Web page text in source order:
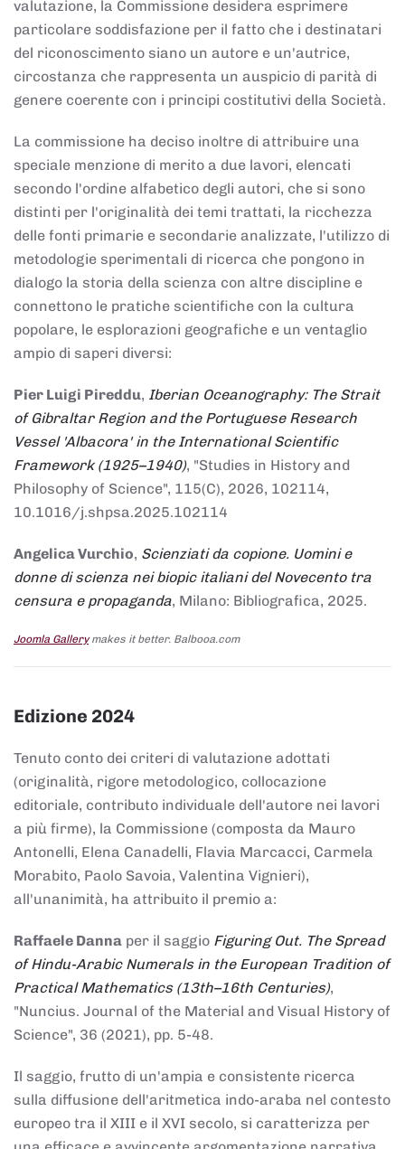
valutazione, la Commissione desidera esprimere
particolare soddisfazione per il fatto che i destinatari
del riconoscimento siano un autore e un'autrice,
circostanza che rappresenta un auspicio di parità di
genere coerente con i principi costitutivi della Società.
La commissione ha deciso inoltre di attribuire una
speciale menzione di merito a due lavori, elencati
secondo l'ordine alfabetico degli autori, che si sono
distinti per l'originalità dei temi trattati, la ricchezza
delle fonti primarie e secondarie analizzate, l'utilizzo di
metodologie sperimentali di ricerca che pongono in
dialogo la storia della scienza con altre discipline e
connettono le pratiche scientifiche con la cultura
popolare, le esplorazioni geografiche e un ventaglio
ampio di saperi diversi:
Pier Luigi Pireddu, Iberian Oceanography: The Strait
of Gibraltar Region and the Portuguese Research
Vessel 'Albacora' in the International Scientific
Framework (1925–1940), "Studies in History and
Philosophy of Science", 115(C), 2026, 102114,
10.1016/j.shpsa.2025.102114
Angelica Vurchio, Scienziati da copione. Uomini e
donne di scienza nei biopic italiani del Novecento tra
censura e propaganda, Milano: Bibliografica, 2025.
Joomla Gallerymakes it better. Balbooa.com
Edizione 2024
Tenuto conto dei criteri di valutazione adottati
(originalità, rigore metodologico, collocazione
editoriale, contributo individuale dell'autore nei lavori
a più firme), la Commissione (composta da Mauro
Antonelli, Elena Canadelli, Flavia Marcacci, Carmela
Morabito, Paolo Savoia, Valentina Vignieri),
all'unanimità, ha attribuito il premio a:
Raffaele Danna per il saggio Figuring Out. The Spread
of Hindu-Arabic Numerals in the European Tradition of
Practical Mathematics (13th–16th Centuries),
"Nuncius. Journal of the Material and Visual History of
Science", 36 (2021), pp. 5-48.
Il saggio, frutto di un'ampia e consistente ricerca
sulla diffusione dell'aritmetica indo-araba nel contesto
europeo tra il XIII e il XVI secolo, si caratterizza per